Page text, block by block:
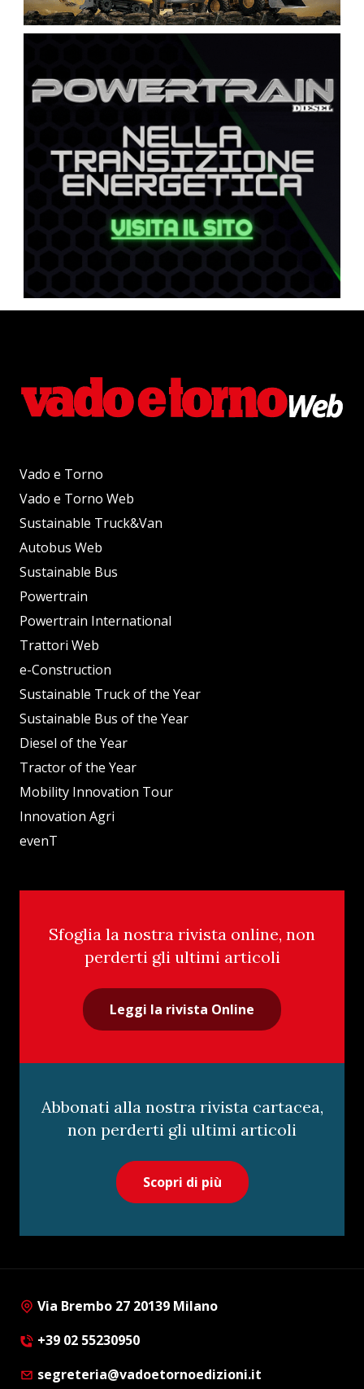
Vado e Torno
Vado e Torno Web
Sustainable Truck&Van
Autobus Web
Sustainable Bus
Powertrain
Powertrain International
Trattori Web
e-Construction
Sustainable Truck of the Year
Sustainable Bus of the Year
Diesel of the Year
Tractor of the Year
Mobility Innovation Tour
Innovation Agri
evenT
Sfoglia la nostra rivista online, non
perderti gli ultimi articoli
Leggi la rivista Online
Abbonati alla nostra rivista cartacea,
non perderti gli ultimi articoli
Scopri di più
Via Brembo 27 20139 Milano
+39 02 55230950
segreteria@vadoetornoedizioni.it